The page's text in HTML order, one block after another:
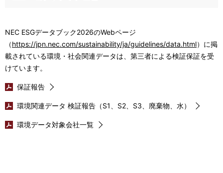
位
置
を
表
示
し
カ
ル
ナ
ビ
ゲ
ー
る
NEC ESGデータブック2026のWebページ
（https://jpn.nec.com/sustainability/ja/guidelines/data.html）に掲
載されている環境・社会関連データは、第三者による検証保証を受
けています。
保証報告
環境関連データ 検証報告（S1、S2、S3、廃棄物、水）
環境データ対象会社一覧